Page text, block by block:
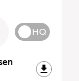
HQ